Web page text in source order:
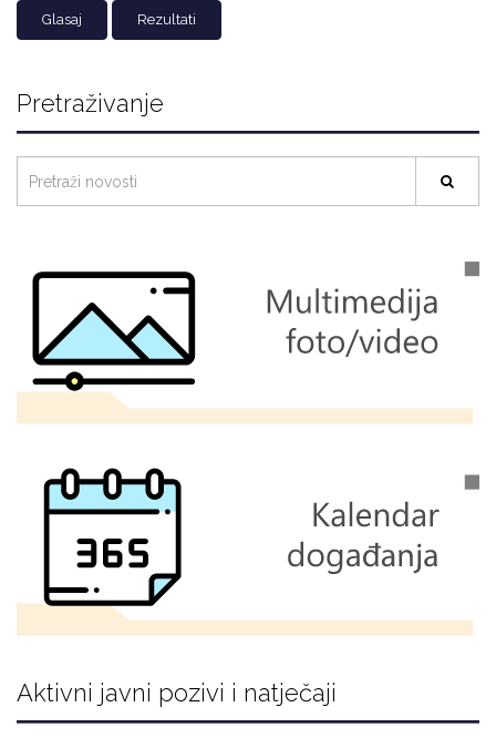
Rezultati
Pretraživanje
Aktivni javni pozivi i natječaji